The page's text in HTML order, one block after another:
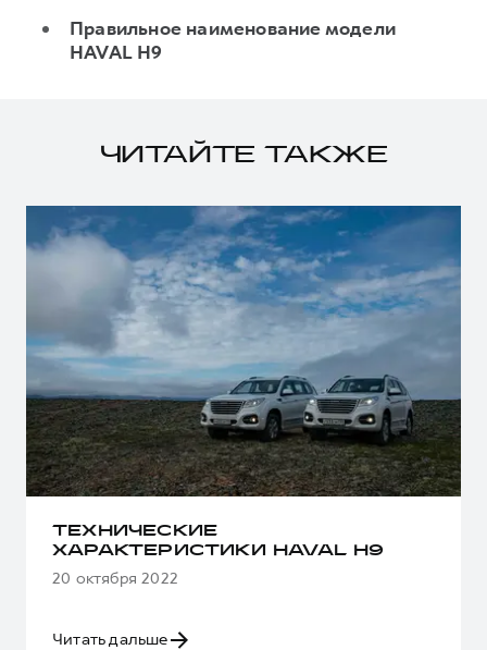
Правильное наименование модели
HAVAL H9
ЧИТАЙТЕ ТАКЖЕ
ТЕХНИЧЕСКИЕ
ХАРАКТЕРИСТИКИ HAVAL H9
20 октября 2022
Читать дальше